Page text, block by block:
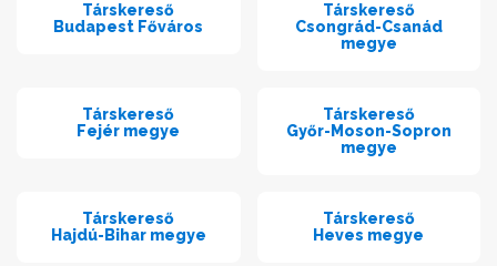
Társkereső
Budapest Főváros
Társkereső
Csongrád-Csanád
megye
Társkereső
Fejér megye
Társkereső
Győr-Moson-Sopron
megye
Társkereső
Hajdú-Bihar megye
Társkereső
Heves megye